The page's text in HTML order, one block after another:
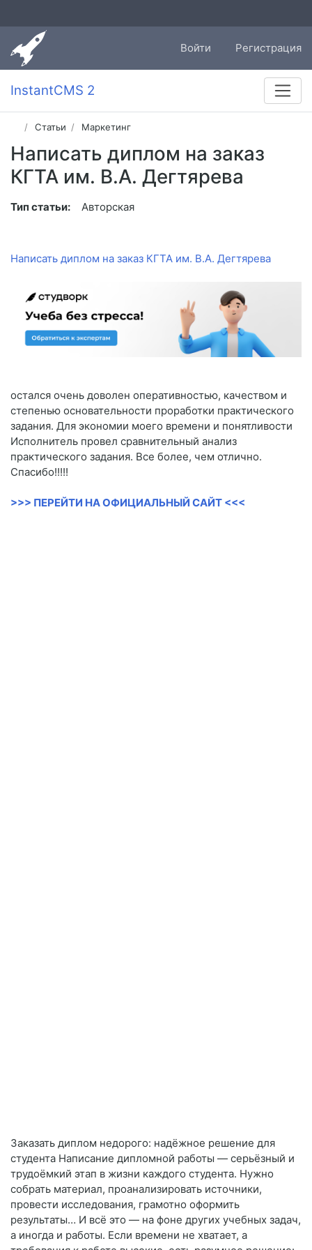
Войти Регистрация
InstantCMS 2
Статьи Маркетинг
Написать диплом на заказ
КГТА им. В.А. Дегтярева
Тип статьи: Авторская
Написать диплом на заказ КГТА им. В.А. Дегтярева
остался очень доволен оперативностью, качеством и
степенью основательности проработки практического
задания. Для экономии моего времени и понятливости
Исполнитель провел сравнительный анализ
практического задания. Все более, чем отлично.
Спасибо!!!!!
>>> ПЕРЕЙТИ НА ОФИЦИАЛЬНЫЙ САЙТ <<<
Заказать диплом недорого: надёжное решение для
студента Написание дипломной работы — серьёзный и
трудоёмкий этап в жизни каждого студента. Нужно
собрать материал, проанализировать источники,
провести исследования, грамотно оформить
результаты… И всё это — на фоне других учебных задач,
а иногда и работы. Если времени не хватает, а